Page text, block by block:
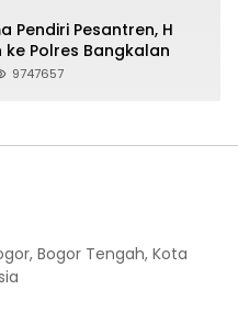
Pendiri Pesantren, H
ke Polres Bangkalan
9747657
Bogor Tengah, Kota